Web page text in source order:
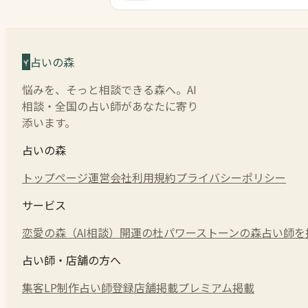
占いの森
悩みを、そっと相談できる森へ。AI
相談・全国の占い師があなたに寄り
添います。
占いの森
トップページ運営会社利用規約プライバシーポリシー
サービス
恋愛の森（AI相談） 開運の杜パワーストーンの森占い師
占い師・店舗の方へ
集客LP制作占い師登録店舗掲載プレミアム掲載